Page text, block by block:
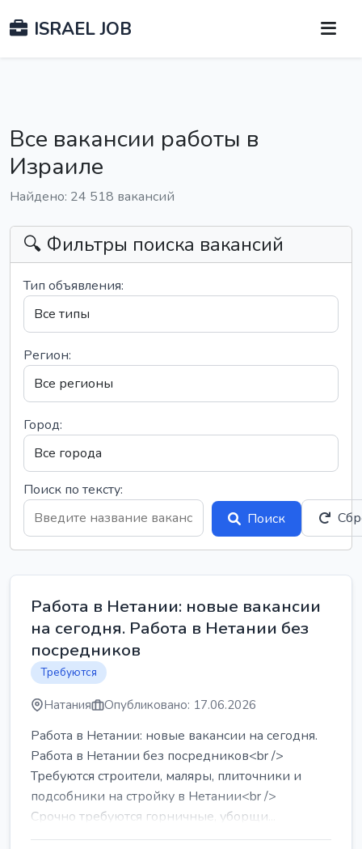
ISRAEL JOB
Все вакансии работы в
Израиле
Найдено: 24 518 вакансий
🔍 Фильтры поиска вакансий
Тип объявления:
Регион:
Город:
Поиск по тексту:
Поиск
Работа в Нетании: новые вакансии
на сегодня. Работа в Нетании без
посредников
Требуются
Натания Опубликовано: 17.06.2026
Работа в Нетании: новые вакансии на сегодня.
Работа в Нетании без посредников<br />
Требуются строители, маляры, плиточники и
подсобники на стройку в Нетании<br />
Срочно требуются горничные, уборщи...